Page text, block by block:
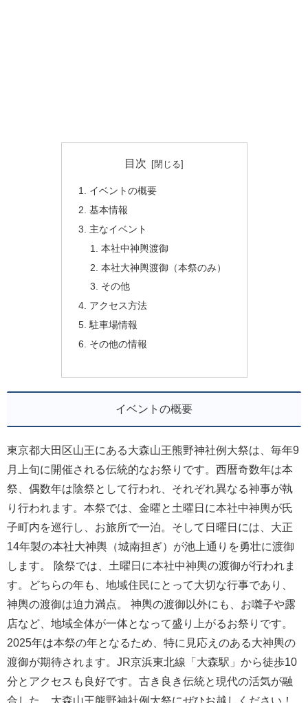
目次
イベントの概要
基本情報
主なイベント
本社中神輿渡御
本社大神輿渡御（本祭のみ）
その他
アクセス方法
駐車場情報
その他の情報
イベントの概要
東京都大田区山王にある大森山王熊野神社例大祭は、毎年9
月上旬に開催される伝統的なお祭りです。西暦奇数年は本
祭、偶数年は陰祭として行われ、それぞれ異なる神事が執
り行われます。本祭では、金曜と土曜日に本社中神輿が氏
子町内を巡行し、お旅所で一泊。そして日曜日には、大正
14年製の本社大神輿（城南担ぎ）が池上通りを勇壮に渡御
します。 陰祭では、土曜日に本社中神輿の渡御が行われま
す。どちらの年も、地域住民にとって大切な行事であり、
神輿の渡御は迫力満点。 神輿の渡御以外にも、お囃子や露
店など、地域全体が一体となって盛り上がるお祭りです。
2025年は本祭の年となるため、特に見応えのある大神輿の
渡御が期待されます。JR京浜東北線「大森駅」から徒歩10
分とアクセスも良好です。古き良き伝統と現代の活気が融
合した、大森山王熊野神社例大祭にぜひお越しください！